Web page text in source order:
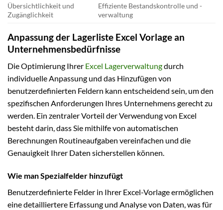
Übersichtlichkeit und
Zugänglichkeit
Effiziente Bestandskontrolle und -
verwaltung
Anpassung der Lagerliste Excel Vorlage an
Unternehmensbedürfnisse
Die Optimierung Ihrer Excel Lagerverwaltungdurch
individuelle Anpassung und das Hinzufügen von
benutzerdefinierten Feldern kann entscheidend sein, um den
spezifischen Anforderungen Ihres Unternehmens gerecht zu
werden. Ein zentraler Vorteil der Verwendung von Excel
besteht darin, dass Sie mithilfe von automatischen
Berechnungen Routineaufgaben vereinfachen und die
Genauigkeit Ihrer Daten sicherstellen können.
Wie man Spezialfelder hinzufügt
Benutzerdefinierte Felder in Ihrer Excel-Vorlage ermöglichen
eine detailliertere Erfassung und Analyse von Daten, was für